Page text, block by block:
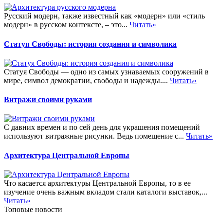
Русский модерн, также известный как «модерн» или «стиль
модерн» в русском контексте, – это... Читать»
Статуя Свободы: история создания и символика
Статуя Свободы — одно из самых узнаваемых сооружений в
мире, символ демократии, свободы и надежды.... Читать»
Витражи своими руками
С давних времен и по сей день для украшения помещений
используют витражные рисунки. Ведь помещение с... Читать»
Архитектура Центральной Европы
Что касается архитектуры Центральной Европы, то в ее
изучение очень важным вкладом стали каталоги выставок,...
Читать»
Топовые новости